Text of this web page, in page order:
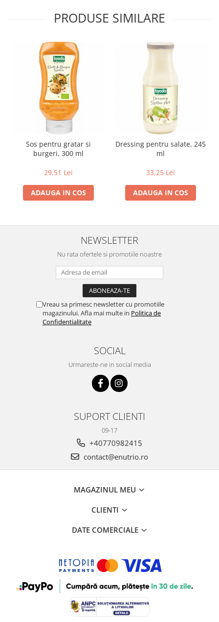
Superalimente
Superalimente bio
Uleiuri, grasimi si otet
Grasimi bio
Ulei de masline bio
Uleiuri esentiale alimentare bio
Uleiuri Oxyguard
PRODUSE SIMILARE
Sos pentru gratar si
burgeri, 300 ml
29,51 Lei
ADAUGA IN COS
Dressing pentru salate, 245
ml
33,25 Lei
ADAUGA IN COS
NEWSLETTER
Nu rata ofertele si promotiile noastre
Vreau sa primesc newsletter cu promotiile
magazinului. Afla mai multe in Politica de
Confidentialitate
SOCIAL
Urmareste-ne in social media
SUPORT CLIENTI
09-17
+40770982415
contact@enutrio.ro
MAGAZINUL MEU
CLIENTI
DATE COMERCIALE